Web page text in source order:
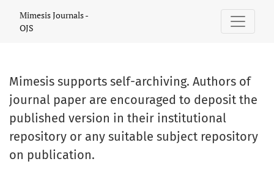
Mimesis Journals - OJS
Mimesis Journals -
OJS
Mimesis supports self-archiving. Authors of
journal paper are encouraged to deposit the
published version in their institutional
repository or any suitable subject repository
on publication.